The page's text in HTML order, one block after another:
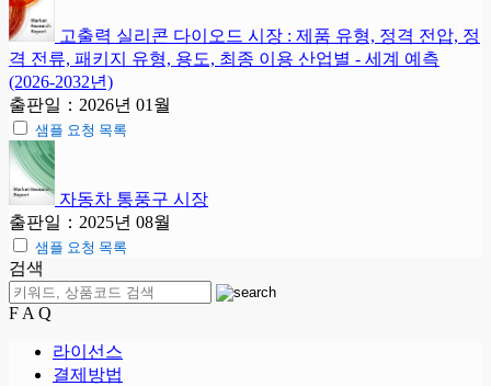
고출력 실리콘 다이오드 시장 : 제품 유형, 정격 전압, 정
격 전류, 패키지 유형, 용도, 최종 이용 산업별 - 세계 예측
(2026-2032년)
출판일：2026년 01월
샘플 요청 목록
자동차 통풍구 시장
출판일：2025년 08월
샘플 요청 목록
검색
F A Q
라이선스
결제방법